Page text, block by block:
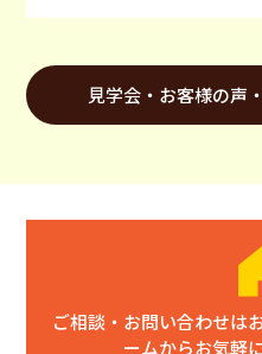
見学会・お客様の声
ご相談・お問い合わせは
ームからお気軽